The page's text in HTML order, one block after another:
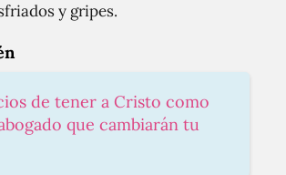
y gripes.
de tener a Cristo como
que cambiarán tu